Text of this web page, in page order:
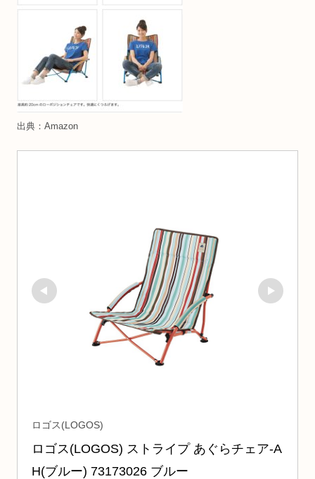
出典：Amazon
ロゴス(LOGOS)
ロゴス(LOGOS) ストライプ あぐらチェア-A
H(ブルー) 73173026 ブルー